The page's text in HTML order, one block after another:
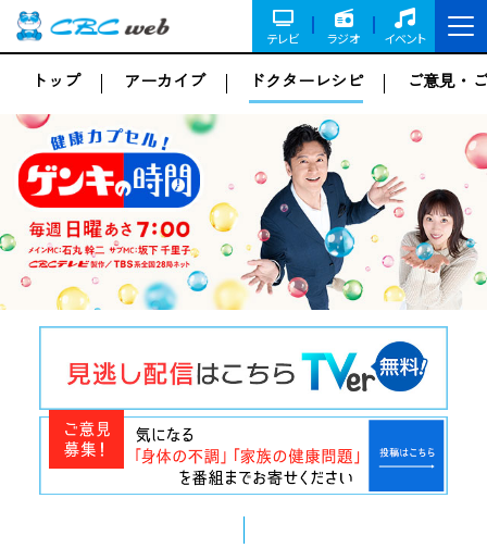
テレビ ラジオ イベント
トップ アーカイブ ドクターレシピ ご意見・